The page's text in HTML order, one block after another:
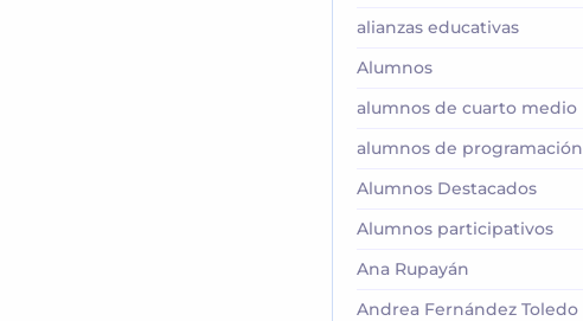
alianzas educativas
Alumnos
alumnos de cuarto medio
alumnos de programación
Alumnos Destacados
Alumnos participativos
Ana Rupayán
Andrea Fernández Toledo